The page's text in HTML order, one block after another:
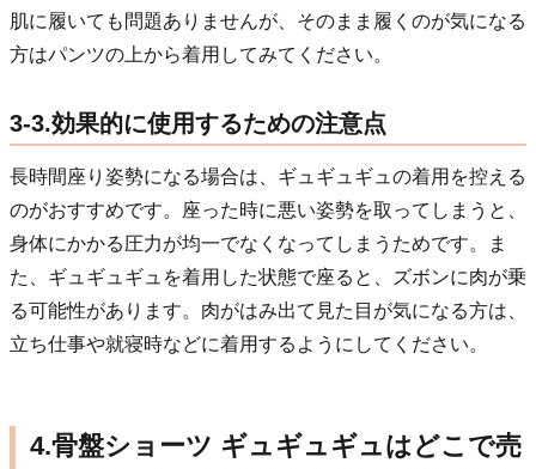
肌に履いても問題ありませんが、そのまま履くのが気になる
方はパンツの上から着用してみてください。
3-3.効果的に使用するための注意点
長時間座り姿勢になる場合は、ギュギュギュの着用を控える
のがおすすめです。座った時に悪い姿勢を取ってしまうと、
身体にかかる圧力が均一でなくなってしまうためです。ま
た、ギュギュギュを着用した状態で座ると、ズボンに肉が乗
る可能性があります。肉がはみ出て見た目が気になる方は、
立ち仕事や就寝時などに着用するようにしてください。
4.骨盤ショーツ ギュギュギュはどこで売